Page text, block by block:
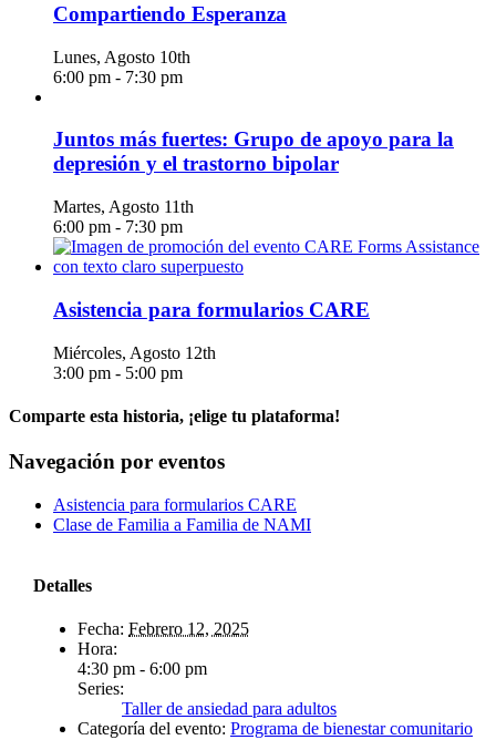
Compartiendo Esperanza
Lunes, Agosto 10th
6:00 pm - 7:30 pm
Juntos más fuertes: Grupo de apoyo para la
depresión y el trastorno bipolar
Martes, Agosto 11th
6:00 pm - 7:30 pm
Asistencia para formularios CARE
Miércoles, Agosto 12th
3:00 pm - 5:00 pm
Comparte esta historia, ¡elige tu plataforma!
Facebook
X
Reddit
LinkedIn
WhatsApp
Telegrama
Tumblr
Pinterest
Vk
Xing
Correo
electrónico
Navegación por eventos
Asistencia para formularios CARE
Clase de Familia a Familia de NAMI
Detalles
Fecha: Febrero 12, 2025
Hora:
4:30 pm - 6:00 pm
Series:
Taller de ansiedad para adultos
Categoría del evento: Programa de bienestar comunitario